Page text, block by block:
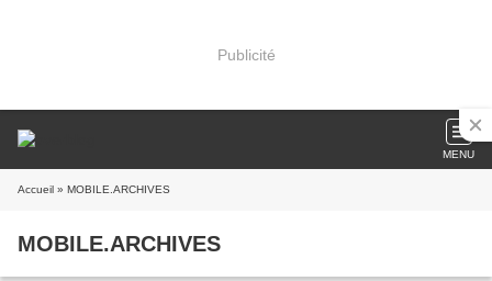
Publicité
MENU
Accueil » MOBILE.ARCHIVES
MOBILE.ARCHIVES